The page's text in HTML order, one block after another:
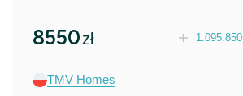
8550zł 1.095.850
TMV Homes